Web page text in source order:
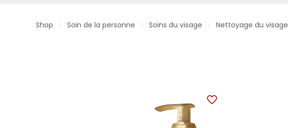
Shop > Soin de la personne > Soins du visage > Nettoyage du visage